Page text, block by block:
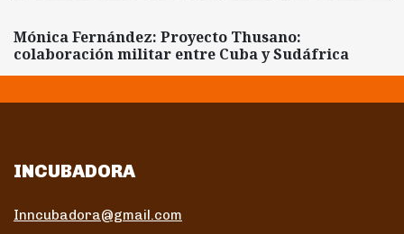
Mónica Fernández: Proyecto Thusano:
colaboración militar entre Cuba y Sudáfrica
INCUBADORA
Inncubadora@gmail.com